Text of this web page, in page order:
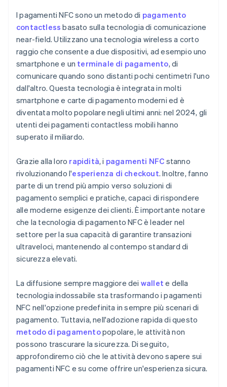
I pagamenti NFC sono un metodo di pagamento
contactless basato sulla tecnologia di comunicazione
near-field. Utilizzano una tecnologia wireless a corto
raggio che consente a due dispositivi, ad esempio uno
smartphone e un terminale di pagamento, di
comunicare quando sono distanti pochi centimetri l'uno
dall'altro. Questa tecnologia è integrata in molti
smartphone e carte di pagamento moderni ed è
diventata molto popolare negli ultimi anni: nel 2024, gli
utenti dei pagamenti contactless mobili hanno
superato il miliardo.
Grazie alla loro rapidità, i pagamenti NFC stanno
rivoluzionando l'esperienza di checkout. Inoltre, fanno
parte di un trend più ampio verso soluzioni di
pagamento semplici e pratiche, capaci di rispondere
alle moderne esigenze dei clienti. È importante notare
che la tecnologia di pagamento NFC è leader nel
settore per la sua capacità di garantire transazioni
ultraveloci, mantenendo al contempo standard di
sicurezza elevati.
La diffusione sempre maggiore dei wallet e della
tecnologia indossabile sta trasformando i pagamenti
NFC nell'opzione predefinita in sempre più scenari di
pagamento. Tuttavia, nell'adozione rapida di questo
metodo di pagamentopopolare, le attività non
possono trascurare la sicurezza. Di seguito,
approfondiremo ciò che le attività devono sapere sui
pagamenti NFC e su come offrire un'esperienza sicura.